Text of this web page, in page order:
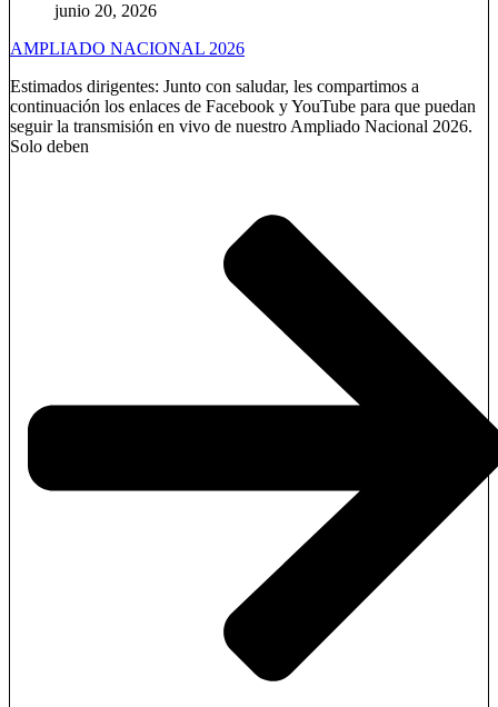
junio 20, 2026
AMPLIADO NACIONAL 2026
Estimados dirigentes: Junto con saludar, les compartimos a
continuación los enlaces de Facebook y YouTube para que puedan
seguir la transmisión en vivo de nuestro Ampliado Nacional 2026.
Solo deben